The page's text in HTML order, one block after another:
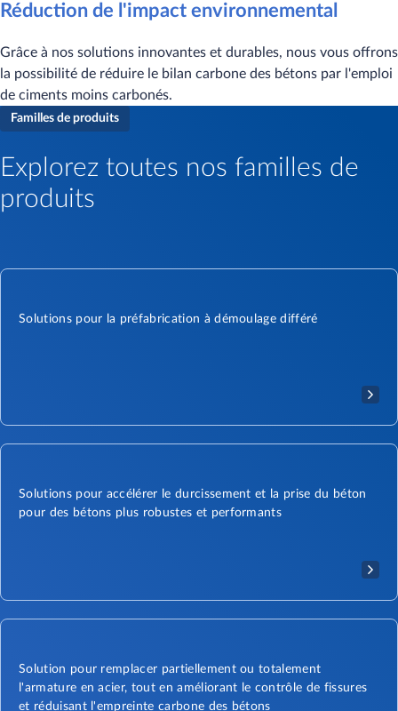
Réduction de l'impact environnemental
Grâce à nos solutions innovantes et durables, nous vous offrons
la possibilité de réduire le bilan carbone des bétons par l'emploi
de ciments moins carbonés.
Familles de produits
Explorez toutes nos familles de
produits
Solutions pour la préfabrication à démoulage différé
Solutions pour accélérer le durcissement et la prise du béton
pour des bétons plus robustes et performants
Solution pour remplacer partiellement ou totalement
l'armature en acier, tout en améliorant le contrôle de fissures
et réduisant l'empreinte carbone des bétons